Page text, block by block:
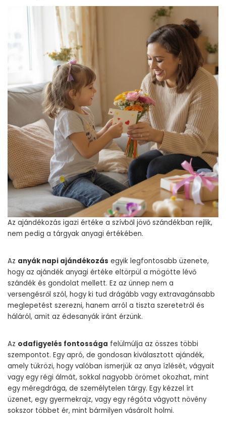
Az ajándékozás igazi értéke a szívből jövő szándékban rejlik,
nem pedig a tárgyak anyagi értékében.
Az anyák napi ajándékozás egyik legfontosabb üzenete,
hogy az ajándék anyagi értéke eltörpül a mögötte lévő
szándék és gondolat mellett. Ez az ünnep nem a
versengésről szól, hogy ki tud drágább vagy extravagánsabb
meglepetést szerezni, hanem arról a tiszta szeretetről és
háláról, amit az édesanyák iránt érzünk.
Az odafigyelés fontossága felülmúlja az összes többi
szempontot. Egy apró, de gondosan kiválasztott ajándék,
amely tükrözi, hogy valóban ismerjük az anya ízlését, vágyait
vagy egy régi álmát, sokkal nagyobb örömet okozhat, mint
egy méregdrága, de személytelen tárgy. Egy kézzel írt
üzenet, egy gyermekrajz, vagy egy régóta vágyott növény
sokszor többet ér, mint bármilyen vásárolt holmi.